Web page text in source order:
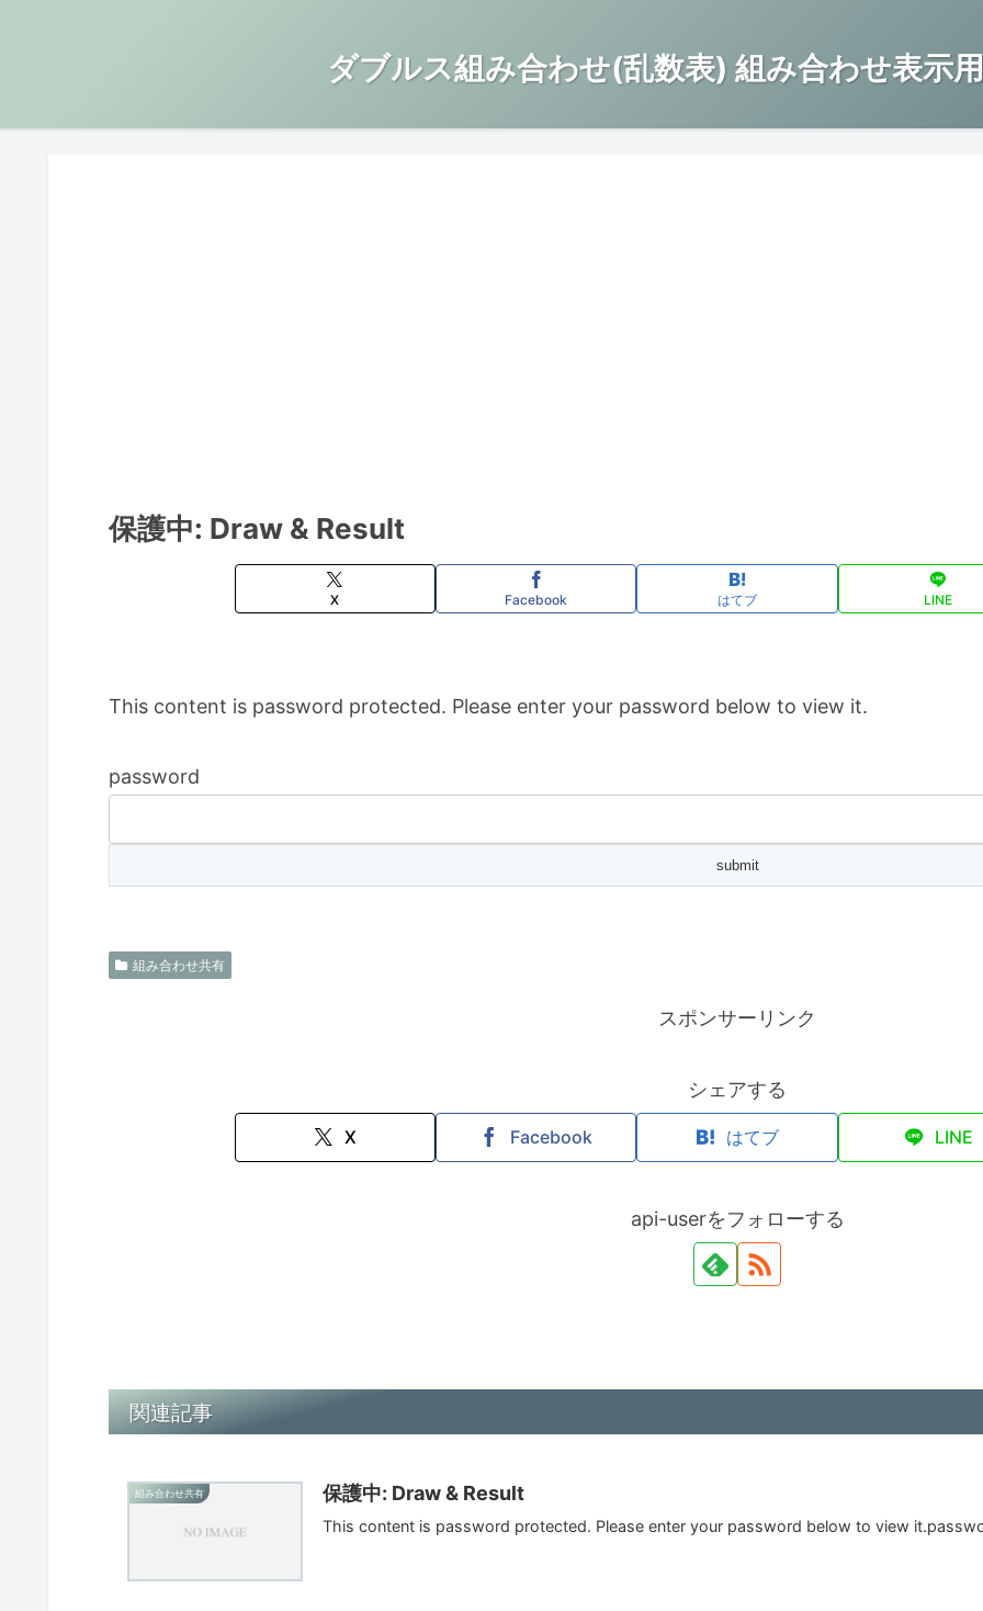
ダブルス組み合わせ(乱数表) 組み合わせ表示
保護中: Draw & Result
X Facebook はてブ LINE
This content is password protected. Please enter your password below to view it.
password
組み合わせ共有
スポンサーリンク
シェアする
X Facebook はてブ LINE
api-userをフォローする
関連記事
組み合わせ共有 保護中: Draw & Result
This content is password protected. Please enter your password below to view